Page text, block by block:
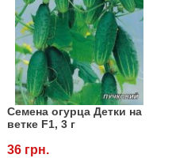
Семена огурца Детки на
ветке F1, 3 г
36 грн.